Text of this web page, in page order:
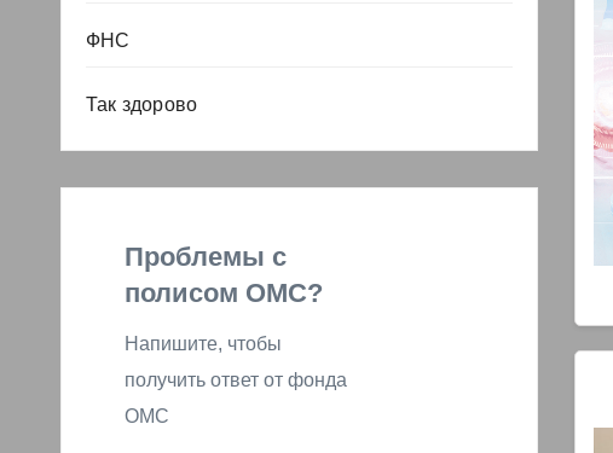
ФНС
Так здорово
Проблемы с
полисом ОМС?
Напишите, чтобы
получить ответ от фонда
ОМС